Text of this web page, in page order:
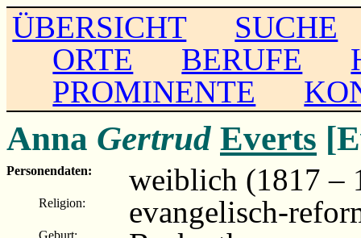
ÜBERSICHT
SUCHE
ORTE
BERUFE
PROMINENTE
Anna Gertrud Everts
Personendaten: weiblich (1817 –
Religion: evangelisch-
Geburt: